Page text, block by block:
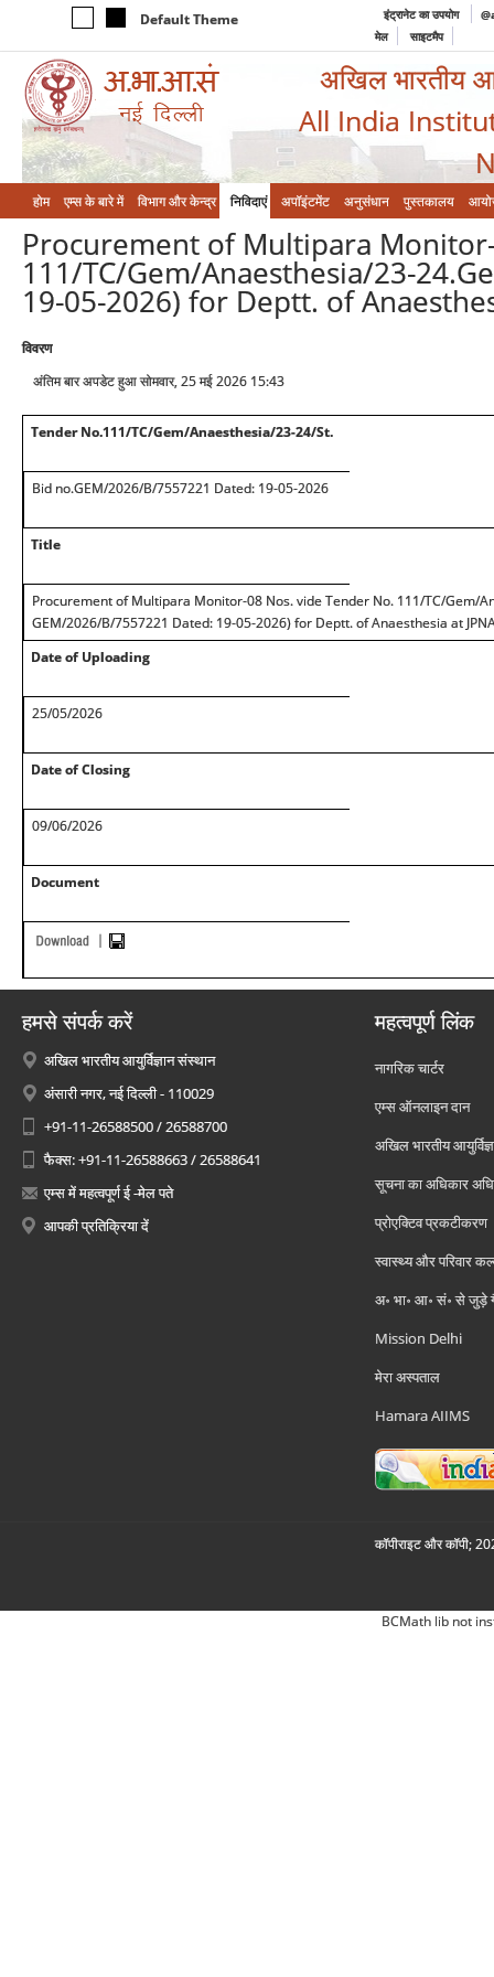
Default Theme इंट्रानेट का उपयोग
मेल
साइटमैप
अखिल भारतीय
All India
होम एम्‍स के बारे में विभाग और केन्‍द्र निविदाएं अपॉइंटमेंट अनुसंधान पुस्तकालय
Procurement of Multipara
111/TC/Gem/Anaesthesia/23-
19-05-2026) for Deptt. of
विवरण
अंतिम बार अपडेट हुआ सोमवार, 25 मई 2026 15:43
Tender No.111/TC/Gem/Anaesthesia/23-24/St.
Bid no.GEM/2026/B/7557221 Dated: 19-05-2026
Title
Procurement of Multipara Monitor-08 Nos. vide Tender No. 111/TC/Gem/
GEM/2026/B/7557221 Dated: 19-05-2026) for Deptt. of Anaesthesia at
Date of Uploading
25/05/2026
Date of Closing
09/06/2026
Document
हमसे संपर्क करें
अखिल भारतीय आयुर्विज्ञान संस्थान
अंसारी नगर, नई दिल्ली - 110029
+91-11-26588500 / 26588700
फैक्स: +91-11-26588663 / 26588641
एम्स में महत्वपूर्ण ई -मेल पते
आपकी प्रतिक्रिया दें
महत्वपूर्ण लिंक
नागरिक चार्टर
एम्स ऑनलाइन दान
अखिल भारतीय
सूचना का अधिकार
प्रोएक्टिव प्रकटीकरण
स्वास्थ्य और परिवार
अ॰ भा॰ आ॰ सं॰ से जुड़े
Mission Delhi
मेरा अस्पताल
Hamara AIIMS
कॉपीराइट और कॉपी;
BCMath lib not